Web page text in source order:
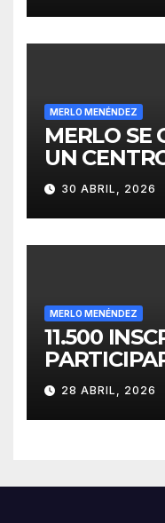
MERLO MENÉNDEZ
MERLO SE
UN
PARA EL
30 ABRIL, 2026
MERLO MENÉNDEZ
11.500
CORRE
28 ABRIL, 2026